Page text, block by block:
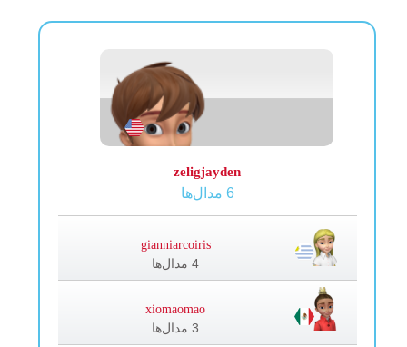
zeligjayden
6 مدال‌ها
gianniarcoiris
4 مدال‌ها
xiomaomao
3 مدال‌ها